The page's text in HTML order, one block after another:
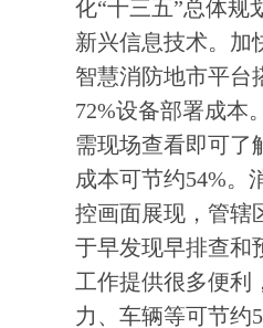
化“十三五”总体规
新兴信息技术。加
智慧消防地市平台
72%设备部署成本
需现场查看即可了
成本可节约54%。
控画面展现，管辖
于早发现早排查和
工作提供很多便利
力、车辆等可节约